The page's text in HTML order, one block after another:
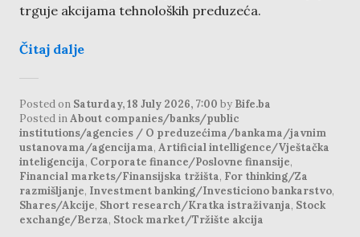
trguje akcijama tehnoloških preduzeća.
Čitaj dalje
Posted on Saturday, 18 July 2026, 7:00 by Bife.ba
Posted inAbout companies/banks/public
institutions/agencies / O preduzećima/bankama/javnim
ustanovama/agencijama, Artificial intelligence/Vještačka
inteligencija, Corporate finance/Poslovne finansije,
Financial markets/Finansijska tržišta, For thinking/Za
razmišljanje, Investment banking/Investiciono bankarstvo,
Shares/Akcije, Short research/Kratka istraživanja, Stock
exchange/Berza, Stock market/Tržište akcija